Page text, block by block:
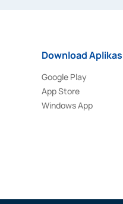
Download
Google Play
App Store
Windows App